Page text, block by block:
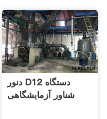
دنور D12 دستگاه
شناور آزمایشگاهی